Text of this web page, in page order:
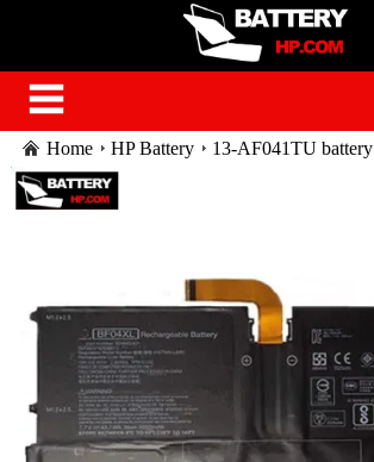
Home HP Battery 13-AF041TU battery